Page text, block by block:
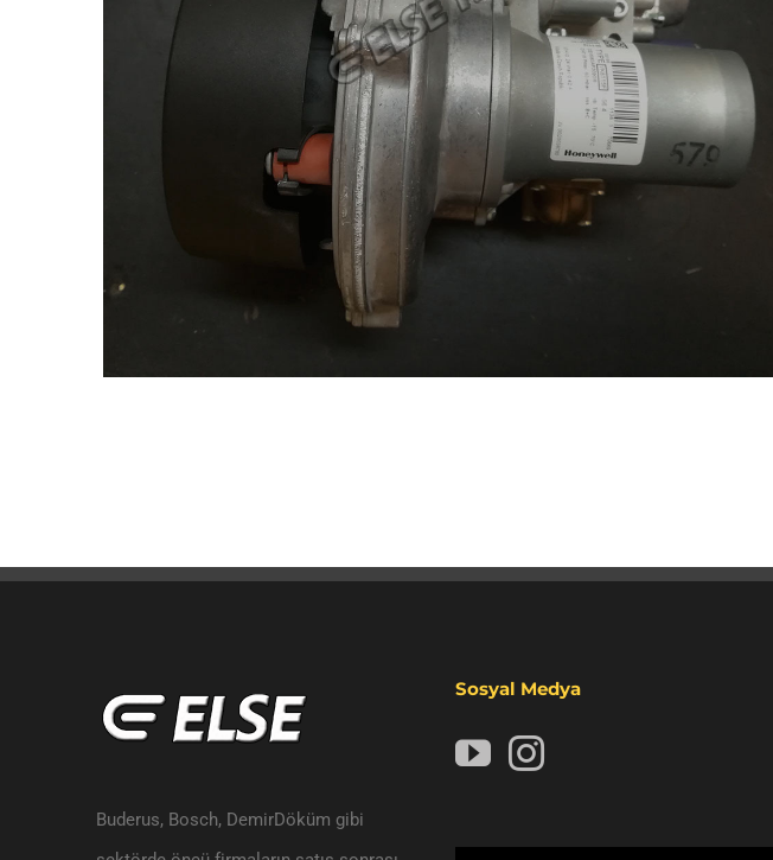
Buderus, Bosch, DemirDöküm gibi
Sosyal Medya